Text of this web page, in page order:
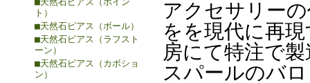
ト）
■天然石ピアス（ボール）
■天然石ピアス（ラフスト
ーン）
■天然石ピアス（カボショ
ン）
アクセサリー
をを現代に再
房にて特注で
スパールのバ